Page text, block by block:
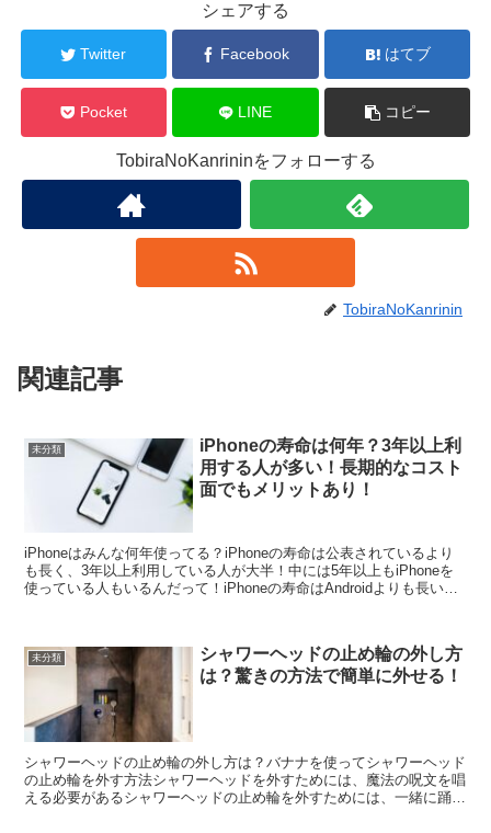
シェアする
Twitter Facebook はてブ
Pocket LINE コピー
TobiraNoKanrininをフォローする
TobiraNoKanrinin
関連記事
未分類
iPhoneの寿命は何年？3年以上利
用する人が多い！長期的なコスト
面でもメリットあり！
iPhoneはみんな何年使ってる？iPhoneの寿命は公表されているより
も長く、3年以上利用している人が大半！中には5年以上もiPhoneを
使っている人もいるんだって！iPhoneの寿命はAndroidよりも長いこ
未分類
シャワーヘッドの止め輪の外し方
は？驚きの方法で簡単に外せる！
シャワーヘッドの止め輪の外し方は？バナナを使ってシャワーヘッド
の止め輪を外す方法シャワーヘッドを外すためには、魔法の呪文を唱
える必要があるシャワーヘッドの止め輪を外すためには、一緒に踊り